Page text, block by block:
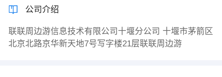
公司介绍
联联周边游信息技术有限公司十堰分公司 十堰市茅箭区
北京北路京华新天地7号写字楼21层联联周边游